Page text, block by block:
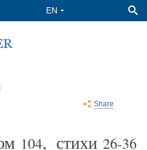
Share
104, стихи 26-36